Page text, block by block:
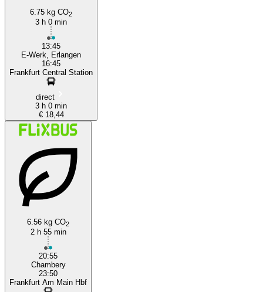
6.75 kg CO2
3 h 0 min
13:45
E-Werk, Erlangen
16:45
Frankfurt Central Station
direct
3 h 0 min
€ 18,44
6.56 kg CO2
2 h 55 min
20:55
Chambery
23:50
Frankfurt Am Main Hbf